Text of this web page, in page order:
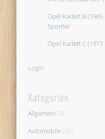
Opel Kadett B
Sportler
Opel Kadett C
Login
Kategorien
Allgemein (2)
Automobile (30)